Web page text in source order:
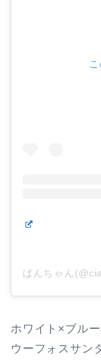
ばんちゃん
ホワイト×ブル
ウーフォスサン